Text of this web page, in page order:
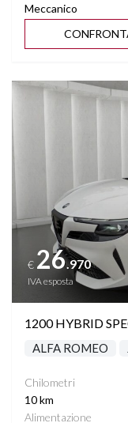
Meccanico
Vedi dettagli
€ 26.970
IVA esposta
1200 HYBRID
ALFA ROMEO
Chilometri
10 km
Alimentazione